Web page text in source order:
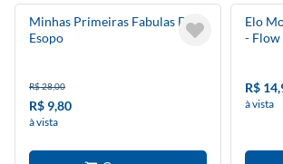
Minhas Primeiras Fabulas De
Esopo
R$ 28,00
R$ 9,80
à vista
Elo
- Flow
R$
à vista